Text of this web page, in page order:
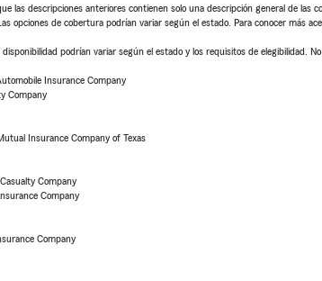
las descripciones anteriores contienen solo una descripción general de
opciones de cobertura podrían variar según el estado. Para conocer más
podrían variar según el estado y los requisitos de elegibilidad.
Insurance Company
Company
Insurance Company of Texas
Company
Company
Company